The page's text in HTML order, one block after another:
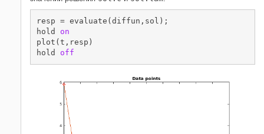
resp = evaluate(diffun,sol);
hold on
plot(t,resp)
hold off